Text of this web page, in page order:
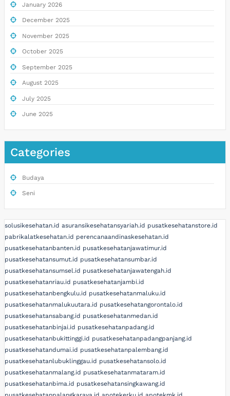
January 2026
December 2025
November 2025
October 2025
September 2025
August 2025
July 2025
June 2025
Categories
Budaya
Seni
solusikesehatan.id asuransikesehatansyariah.id pusatkesehatanstore.id
pabrikalatkesehatan.id perencanaandinaskesehatan.id
pusatkesehatanbanten.id pusatkesehatanjawatimur.id
pusatkesehatansumut.id pusatkesehatansumbar.id
pusatkesehatansumsel.id pusatkesehatanjawatengah.id
pusatkesehatanriau.id pusatkesehatanjambi.id
pusatkesehatanbengkulu.id pusatkesehatanmaluku.id
pusatkesehatanmalukuutara.id pusatkesehatangorontalo.id
pusatkesehatansabang.id pusatkesehatanmedan.id
pusatkesehatanbinjai.id pusatkesehatanpadang.id
pusatkesehatanbukittinggi.id pusatkesehatanpadangpanjang.id
pusatkesehatandumai.id pusatkesehatanpalembang.id
pusatkesehatanlubuklinggau.id pusatkesehatansolo.id
pusatkesehatanmalang.id pusatkesehatanmataram.id
pusatkesehatanbima.id pusatkesehatansingkawang.id